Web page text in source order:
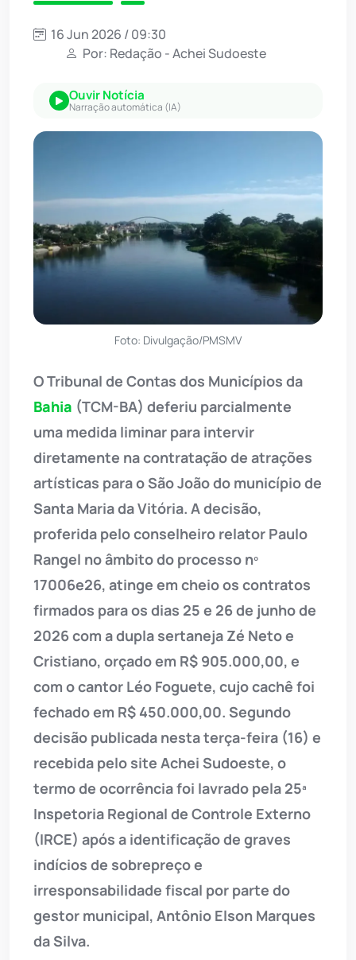
16 Jun 2026 / 09:30
Por: Redação - Achei Sudoeste
Ouvir Notícia
Narração automática (IA)
Foto: Divulgação/PMSMV
O Tribunal de Contas dos Municípios da
Bahia (TCM-BA) deferiu parcialmente
uma medida liminar para intervir
diretamente na contratação de atrações
artísticas para o São João do município de
Santa Maria da Vitória. A decisão,
proferida pelo conselheiro relator Paulo
Rangel no âmbito do processo nº
17006e26, atinge em cheio os contratos
firmados para os dias 25 e 26 de junho de
2026 com a dupla sertaneja Zé Neto e
Cristiano, orçado em R$ 905.000,00, e
com o cantor Léo Foguete, cujo cachê foi
fechado em R$ 450.000,00. Segundo
decisão publicada nesta terça-feira (16) e
recebida pelo site Achei Sudoeste, o
termo de ocorrência foi lavrado pela 25ª
Inspetoria Regional de Controle Externo
(IRCE) após a identificação de graves
indícios de sobrepreço e
irresponsabilidade fiscal por parte do
gestor municipal, Antônio Elson Marques
da Silva.